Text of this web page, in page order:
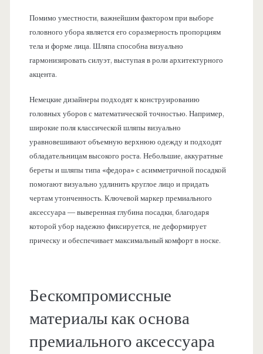
Помимо уместности, важнейшим фактором при выборе
головного убора является его соразмерность пропорциям
тела и форме лица. Шляпа способна визуально
гармонизировать силуэт, выступая в роли архитектурного
акцента.
Немецкие дизайнеры подходят к конструированию
головных уборов с математической точностью. Например,
широкие поля классической шляпы визуально
уравновешивают объемную верхнюю одежду и подходят
обладательницам высокого роста. Небольшие, аккуратные
береты и шляпы типа «федора» с асимметричной посадкой
помогают визуально удлинить круглое лицо и придать
чертам утонченность. Ключевой маркер премиального
аксессуара — выверенная глубина посадки, благодаря
которой убор надежно фиксируется, не деформирует
прическу и обеспечивает максимальный комфорт в носке.
Бескомпромиссные
материалы как основа
премиального аксессуара